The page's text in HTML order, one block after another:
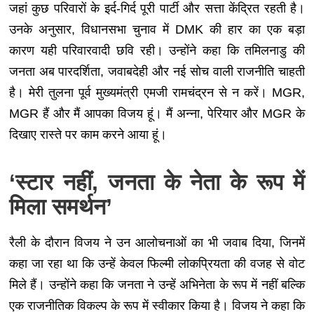
जहां कुछ परिवारों के इर्द-गिर्द पूरी पार्टी और सत्ता केंद्रित रहती है।
उनके अनुसार, विधानसभा चुनाव में DMK की हार का एक बड़ा
कारण यही परिवारवादी छवि रही। उन्होंने कहा कि तमिलनाडु की
जनता अब पारदर्शिता, जवाबदेही और नई सोच वाली राजनीति चाहती
है। मेरी तुलना पूर्व मुख्यमंत्री एमजी रामचंद्रन से न करें। MGR,
MGR हैं और मैं आपका विजय हूं। मैं अन्ना, पेरियार और MGR के
दिखाए रास्ते पर काम करने आया हूं।
‘स्टार नहीं, जनता के नेता के रूप में
मिला समर्थन’
रैली के दौरान विजय ने उन आलोचनाओं का भी जवाब दिया, जिनमें
कहा जा रहा था कि उन्हें केवल फिल्मी लोकप्रियता की वजह से वोट
मिले हैं। उन्होंने कहा कि जनता ने उन्हें अभिनेता के रूप में नहीं बल्कि
एक राजनीतिक विकल्प के रूप में स्वीकार किया है। विजय ने कहा कि